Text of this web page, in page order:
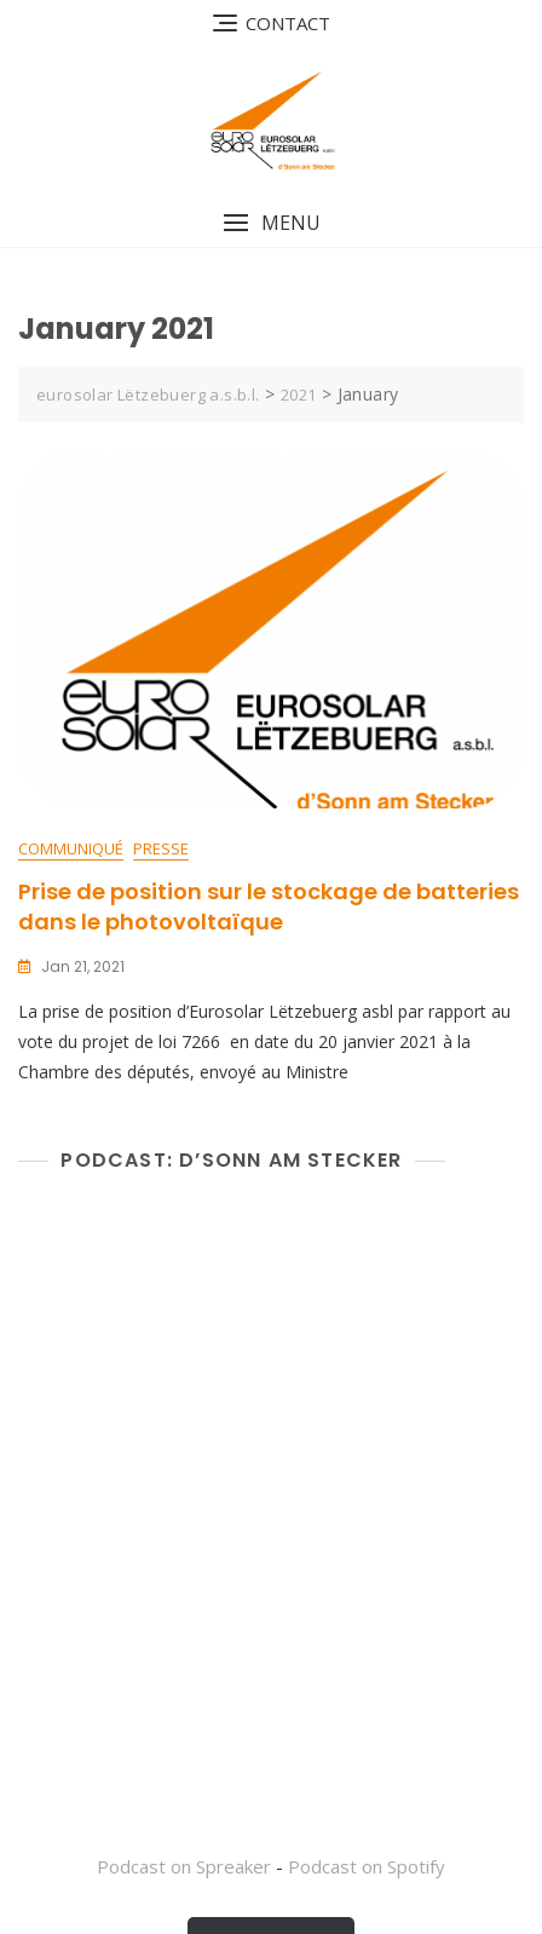
CONTACT
MENU
January 2021
eurosolar Lëtzebuerg a.s.b.l. > 2021 > January
COMMUNIQUÉ PRESSE
Prise de position sur le stockage de batteries
dans le photovoltaïque
Jan 21, 2021
La prise de position d’Eurosolar Lëtzebuerg asbl par rapport au
vote du projet de loi 7266 en date du 20 janvier 2021 à la
Chambre des députés, envoyé au Ministre
PODCAST: D’SONN AM STECKER
Podcast on Spreaker - Podcast on Spotify